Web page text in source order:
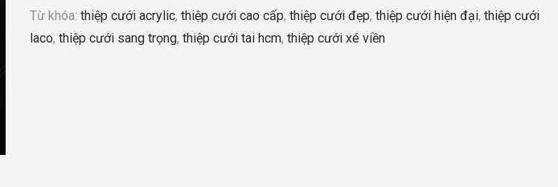
Từ khóa: thiệp cưới acrylic, thiệp cưới cao cấp, thiệp cưới đẹp, thiệp cưới hiện đại, thiệp cưới
laco, thiệp cưới sang trọng, thiệp cưới tai hcm, thiệp cưới xé viền